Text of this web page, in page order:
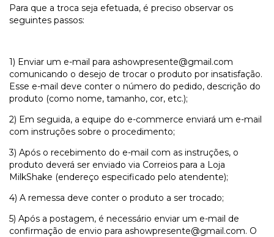
Para que a troca seja efetuada, é preciso observar os
seguintes passos:
1) Enviar um e-mail para ashowpresente@gmail.com
comunicando o desejo de trocar o produto por insatisfação.
Esse e-mail deve conter o número do pedido, descrição do
produto (como nome, tamanho, cor, etc.);
2) Em seguida, a equipe do e-commerce enviará um e-mail
com instruções sobre o procedimento;
3) Após o recebimento do e-mail com as instruções, o
produto deverá ser enviado via Correios para a Loja
MilkShake (endereço especificado pelo atendente);
4) A remessa deve conter o produto a ser trocado;
5) Após a postagem, é necessário enviar um e-mail de
confirmação de envio para ashowpresente@gmail.com. O